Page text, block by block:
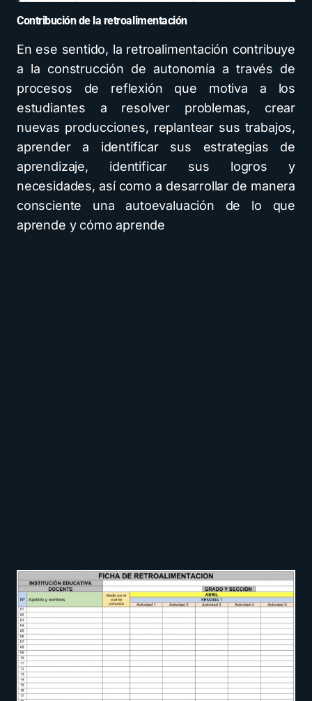
Contribución de la retroalimentación
En ese sentido, la retroalimentación contribuye
a la construcción de autonomía a través de
procesos de reflexión que motiva a los
estudiantes a resolver problemas, crear
nuevas producciones, replantear sus trabajos,
aprender a identificar sus estrategias de
aprendizaje, identificar sus logros y
necesidades, así como a desarrollar de manera
consciente una autoevaluación de lo que
aprende y cómo aprende